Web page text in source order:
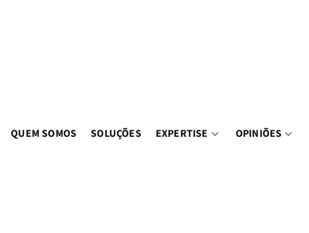
QUEM SOMOS SOLUÇÕES EXPERTISE OPINIÕES